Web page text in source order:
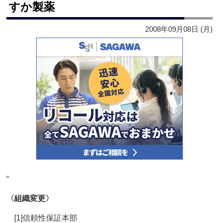
すか製薬
2008年09月08日 (月)
“
〈組織変更〉
[1]信頼性保証本部